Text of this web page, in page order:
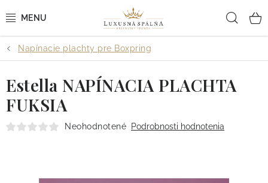
na
POSTEĽNÉ OBLIEČKY
POSTEĽNÉ PLACHTY
PREHOZY A PAPLÓNY
Napínacie plachty pre Boxpring
Estella NAPÍNACIA PLACHTA
FUKSIA
Neohodnotené Podrobnosti hodnotenia